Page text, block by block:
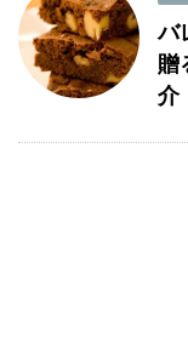
バ
贈
介